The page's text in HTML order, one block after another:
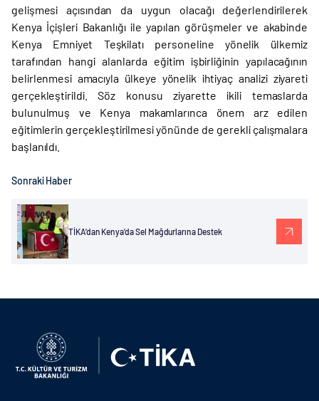
gelişmesi açısından da uygun olacağı değerlendirilerek
Kenya İçişleri Bakanlığı ile yapılan görüşmeler ve akabinde
Kenya Emniyet Teşkilatı personeline yönelik ülkemiz
tarafından hangi alanlarda eğitim işbirliğinin yapılacağının
belirlenmesi amacıyla ülkeye yönelik ihtiyaç analizi ziyareti
gerçekleştirildi. Söz konusu ziyarette ikili temaslarda
bulunulmuş ve Kenya makamlarınca önem arz edilen
eğitimlerin gerçekleştirilmesi yönünde de gerekli çalışmalara
başlanıldı.
Sonraki Haber
TİKA’dan Kenya’da Sel Mağdurlarına Destek